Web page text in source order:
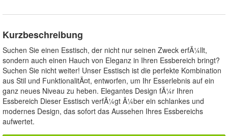
Kurzbeschreibung
Suchen Sie einen Esstisch, der nicht nur seinen Zweck erfÃ¼llt,
sondern auch einen Hauch von Eleganz in Ihren Essbereich bringt?
Suchen Sie nicht weiter! Unser Esstisch ist die perfekte Kombination
aus Stil und FunktionalitÃ¤t, entworfen, um Ihr Esserlebnis auf ein
ganz neues Niveau zu heben. Elegantes Design fÃ¼r Ihren
Essbereich Dieser Esstisch verfÃ¼gt Ã¼ber ein schlankes und
modernes Design, das sofort das Aussehen Ihres Essbereichs
aufwertet.